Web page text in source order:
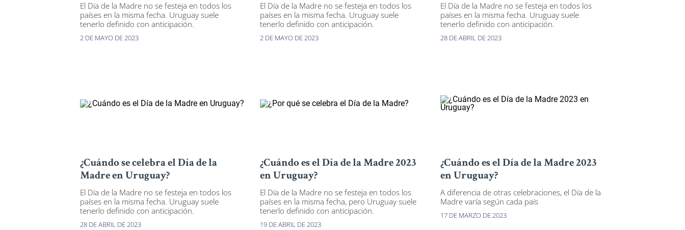
El Día de la Madre no se festeja en todos los
países en la misma fecha. Uruguay suele
tenerlo definido con anticipación.
2 DE MAYO DE 2023
El Día de la Madre no se festeja en todos los
países en la misma fecha. Uruguay suele
tenerlo definido con anticipación.
2 DE MAYO DE 2023
El Día de la Madre no se festeja en todos los
países en la misma fecha. Uruguay suele
tenerlo definido con anticipación.
28 DE ABRIL DE 2023
¿Cuándo se celebra el Día de la
Madre en Uruguay?
El Día de la Madre no se festeja en todos los
países en la misma fecha. Uruguay suele
tenerlo definido con anticipación.
28 DE ABRIL DE 2023
¿Cuándo es el Día de la Madre 2023
en Uruguay?
El Día de la Madre no se festeja en todos los
países en la misma fecha, pero Uruguay suele
tenerlo definido con anticipación.
19 DE ABRIL DE 2023
¿Cuándo es el Día de la Madre 2023
en Uruguay?
A diferencia de otras celebraciones, el Día de la
Madre varía según cada país
17 DE MARZO DE 2023